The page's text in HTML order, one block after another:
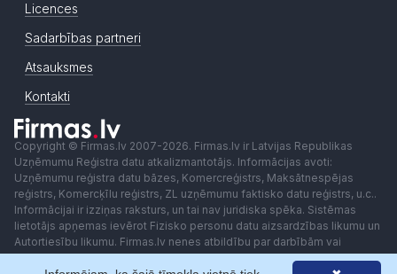
Licences
Sadarbības partneri
Atsauksmes
Kontakti
Copyright © Firmas.lv 2007-2026. Firmas.lv ir Latvijas Republikas
Uzņēmumu Reģistra datu atkalizmantotājs. Informācijas avoti:
Uzņēmumu reģistra datu bāzes, Komercreģistrs, Maksātnespējas
reģistrs, Komercķīlu reģistrs, ZL uzņēmumu faktisko datu reģistrs, u.c..
Informācijai ir izziņas raksturs, un tai nav juridiska spēka. Sistēmas
lietotājs apņemas ievērot Fizisko personu datu aizsardzības likumu un
Autortiesību likumu. Firmas.lv nenes atbildību par darbībām vai
lēmumiem, kas balstīti uz saņemto pakalpojumu. Lietotājam aizliegts